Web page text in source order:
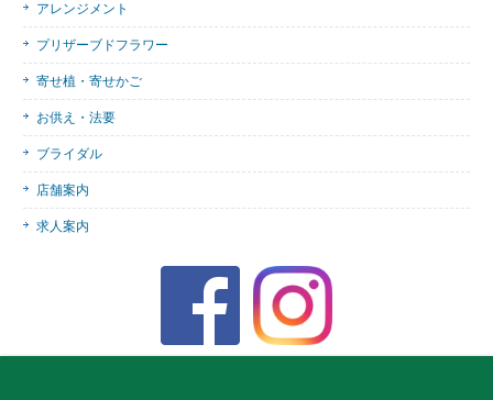
アレンジメント
プリザーブドフラワー
寄せ植・寄せかご
お供え・法要
ブライダル
店舗案内
求人案内